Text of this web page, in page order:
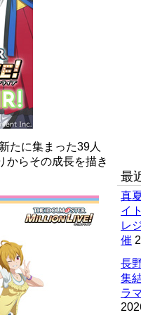
たに集まった39人
からその成長を描き
最
真
イ
レ
催
長
集
ラ